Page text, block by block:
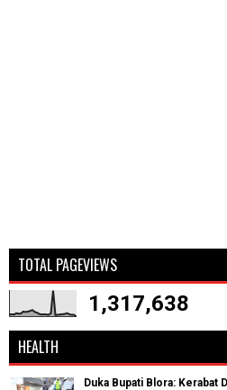
TOTAL PAGEVIEWS
1,317,638
HEALTH
Duka Bupati Blora: Kerabat